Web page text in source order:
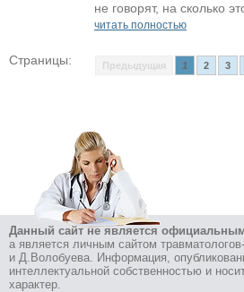
не говорят, на сколько
читать полностью
Страницы: Предыдущая 1 2 3
Данный сайт не является
а является личным сайтом
и Д.Волобуева. Информация,
интеллектуальной собственностью и
характер.